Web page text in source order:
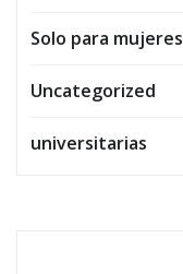
Solo para mujeres
Uncategorized
universitarias